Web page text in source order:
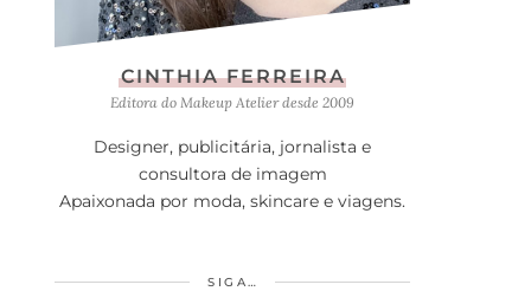
CINTHIA FERREIRA
Editora do Makeup Atelier desde 2009
Designer, publicitária, jornalista e
consultora de imagem
Apaixonada por moda, skincare e viagens.
SIGA…